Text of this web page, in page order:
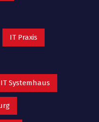
IT Praxis
IT Systemhaus